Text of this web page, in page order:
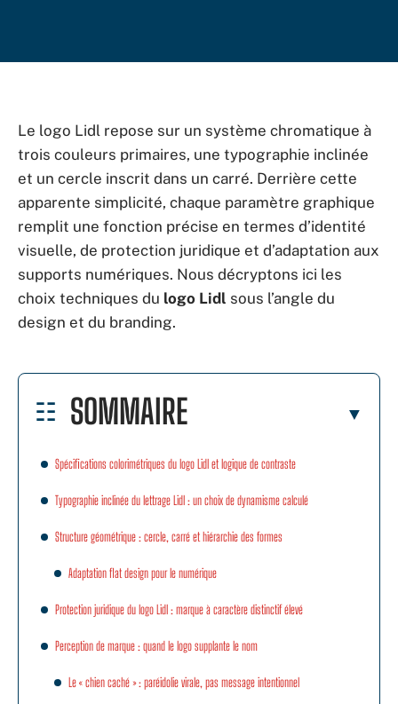
Le logo Lidl repose sur un système chromatique à
trois couleurs primaires, une typographie inclinée
et un cercle inscrit dans un carré. Derrière cette
apparente simplicité, chaque paramètre graphique
remplit une fonction précise en termes d’identité
visuelle, de protection juridique et d’adaptation aux
supports numériques. Nous décryptons ici les
choix techniques du logo Lidl sous l’angle du
design et du branding.
SOMMAIRE
Spécifications colorimétriques du logo Lidl et logique de contraste
Typographie inclinée du lettrage Lidl : un choix de dynamisme calculé
Structure géométrique : cercle, carré et hiérarchie des formes
Adaptation flat design pour le numérique
Protection juridique du logo Lidl : marque à caractère distinctif élevé
Perception de marque : quand le logo supplante le nom
Le « chien caché » : paréidolie virale, pas message intentionnel